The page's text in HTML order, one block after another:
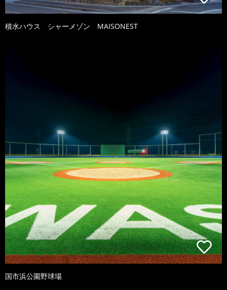
積水ハウス シャーメゾン MAISONEST
国市浜公園野球場